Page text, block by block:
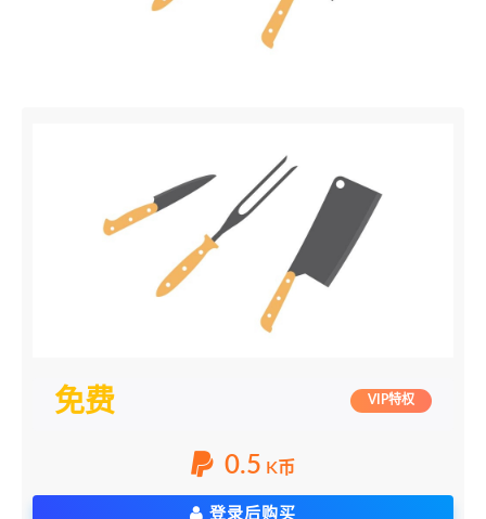
免费 VIP特权
0.5 K币
登录后购买